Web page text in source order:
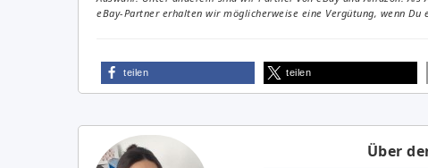
eBay-Partner erhalten wir möglicherweise eine Vergütung, wenn Du
teilen teilen
Über